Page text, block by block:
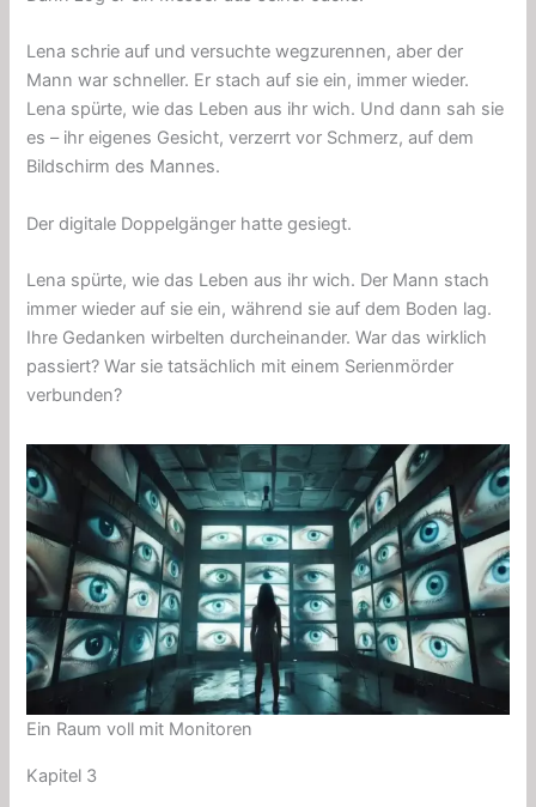
Lena schrie auf und versuchte wegzurennen, aber der
Mann war schneller. Er stach auf sie ein, immer wieder.
Lena spürte, wie das Leben aus ihr wich. Und dann sah sie
es – ihr eigenes Gesicht, verzerrt vor Schmerz, auf dem
Bildschirm des Mannes.
Der digitale Doppelgänger hatte gesiegt.
Lena spürte, wie das Leben aus ihr wich. Der Mann stach
immer wieder auf sie ein, während sie auf dem Boden lag.
Ihre Gedanken wirbelten durcheinander. War das wirklich
passiert? War sie tatsächlich mit einem Serienmörder
verbunden?
Ein Raum voll mit Monitoren
Kapitel 3